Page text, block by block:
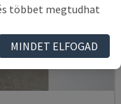
többet megtudhat
MINDET ELFOGAD